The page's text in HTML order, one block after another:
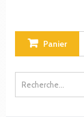
Panier